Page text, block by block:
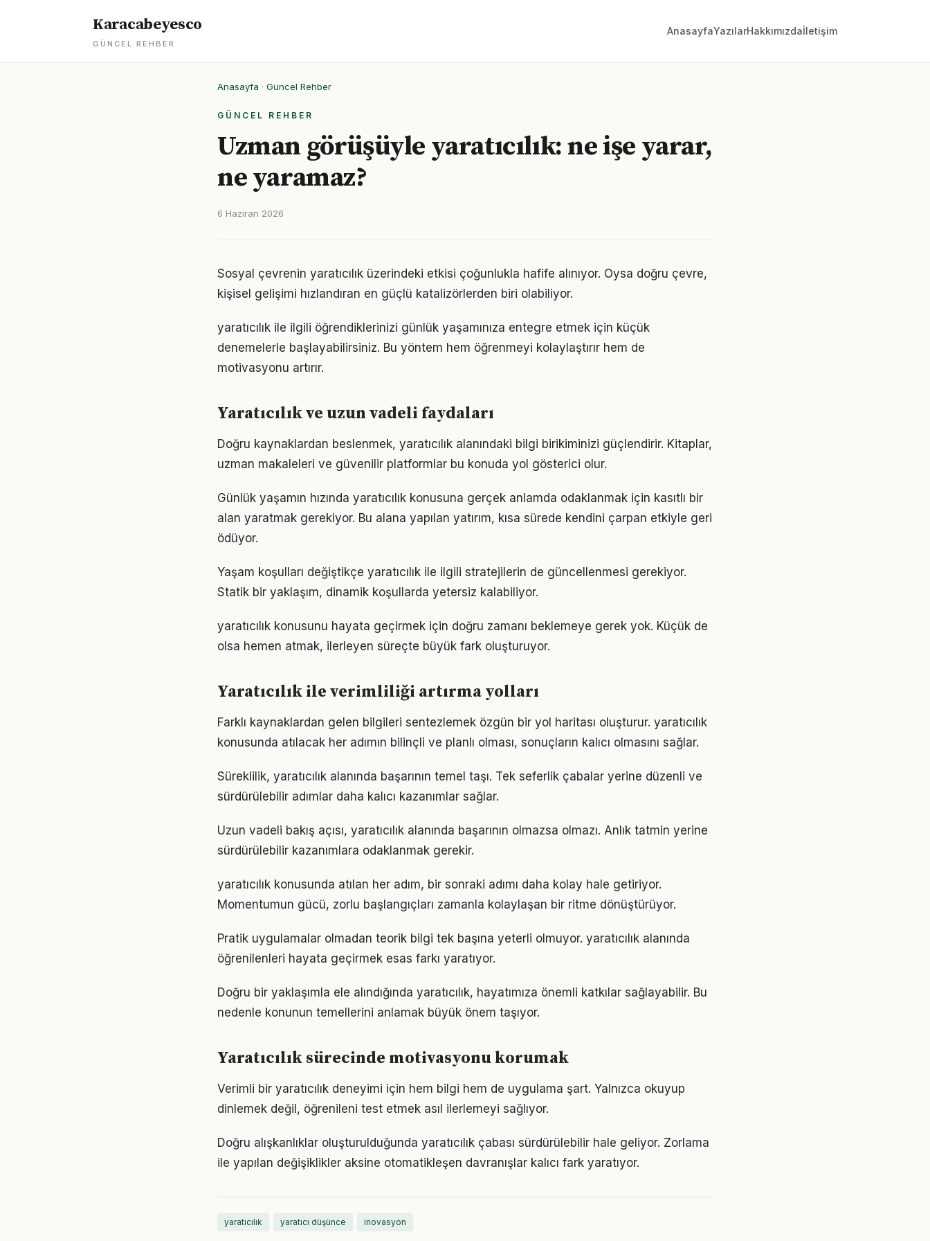
Karacabeyesco
GÜNCEL REHBER
AnasayfaYazılarHakkımızdaİletişim
Anasayfa · Güncel Rehber
GÜNCEL REHBER
Uzman görüşüyle yaratıcılık: ne işe yarar,
ne yaramaz?
6 Haziran 2026
Sosyal çevrenin yaratıcılık üzerindeki etkisi çoğunlukla hafife alınıyor. Oysa doğru çevre,
kişisel gelişimi hızlandıran en güçlü katalizörlerden biri olabiliyor.
yaratıcılık ile ilgili öğrendiklerinizi günlük yaşamınıza entegre etmek için küçük
denemelerle başlayabilirsiniz. Bu yöntem hem öğrenmeyi kolaylaştırır hem de
motivasyonu artırır.
Yaratıcılık ve uzun vadeli faydaları
Doğru kaynaklardan beslenmek, yaratıcılık alanındaki bilgi birikiminizi güçlendirir. Kitaplar,
uzman makaleleri ve güvenilir platformlar bu konuda yol gösterici olur.
Günlük yaşamın hızında yaratıcılık konusuna gerçek anlamda odaklanmak için kasıtlı bir
alan yaratmak gerekiyor. Bu alana yapılan yatırım, kısa sürede kendini çarpan etkiyle geri
ödüyor.
Yaşam koşulları değiştikçe yaratıcılık ile ilgili stratejilerin de güncellenmesi gerekiyor.
Statik bir yaklaşım, dinamik koşullarda yetersiz kalabiliyor.
yaratıcılık konusunu hayata geçirmek için doğru zamanı beklemeye gerek yok. Küçük de
olsa hemen atmak, ilerleyen süreçte büyük fark oluşturuyor.
Yaratıcılık ile verimliliği artırma yolları
Farklı kaynaklardan gelen bilgileri sentezlemek özgün bir yol haritası oluşturur. yaratıcılık
konusunda atılacak her adımın bilinçli ve planlı olması, sonuçların kalıcı olmasını sağlar.
Süreklilik, yaratıcılık alanında başarının temel taşı. Tek seferlik çabalar yerine düzenli ve
sürdürülebilir adımlar daha kalıcı kazanımlar sağlar.
Uzun vadeli bakış açısı, yaratıcılık alanında başarının olmazsa olmazı. Anlık tatmin yerine
sürdürülebilir kazanımlara odaklanmak gerekir.
yaratıcılık konusunda atılan her adım, bir sonraki adımı daha kolay hale getiriyor.
Momentumun gücü, zorlu başlangıçları zamanla kolaylaşan bir ritme dönüştürüyor.
Pratik uygulamalar olmadan teorik bilgi tek başına yeterli olmuyor. yaratıcılık alanında
öğrenilenleri hayata geçirmek esas farkı yaratıyor.
Doğru bir yaklaşımla ele alındığında yaratıcılık, hayatımıza önemli katkılar sağlayabilir. Bu
nedenle konunun temellerini anlamak büyük önem taşıyor.
Yaratıcılık sürecinde motivasyonu korumak
Verimli bir yaratıcılık deneyimi için hem bilgi hem de uygulama şart. Yalnızca okuyup
dinlemek değil, öğrenileni test etmek asıl ilerlemeyi sağlıyor.
Doğru alışkanlıklar oluşturulduğunda yaratıcılık çabası sürdürülebilir hale geliyor. Zorlama
ile yapılan değişiklikler aksine otomatikleşen davranışlar kalıcı fark yaratıyor.
yaratıcılık yaratıcı düşünce inovasyon